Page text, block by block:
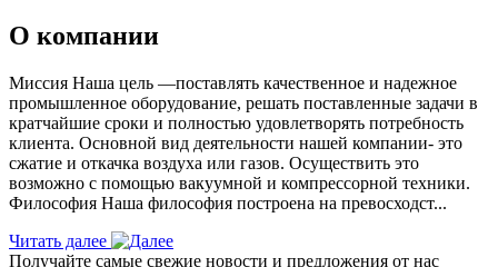
О компании
Миссия Наша цель ―поставлять качественное и надежное
промышленное оборудование, решать поставленные задачи в
кратчайшие сроки и полностью удовлетворять потребность
клиента. Основной вид деятельности нашей компании- это
сжатие и откачка воздуха или газов. Осуществить это
возможно с помощью вакуумной и компрессорной техники.
Философия Наша философия построена на превосходст...
Читать далее
Получайте самые свежие новости и предложения от нас